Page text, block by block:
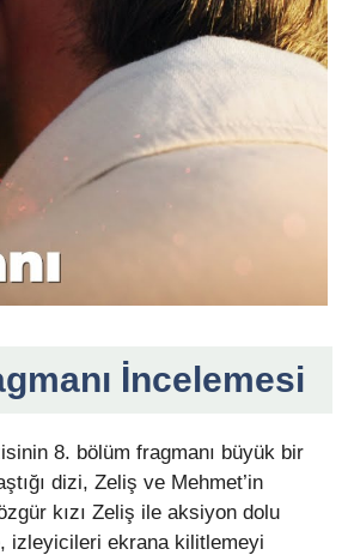
İncelemesi
8. bölüm fragmanı büyük bir
dizi, Zeliş ve Mehmet’in
kızı Zeliş ile aksiyon dolu
izleyicileri ekrana kilitlemeyi